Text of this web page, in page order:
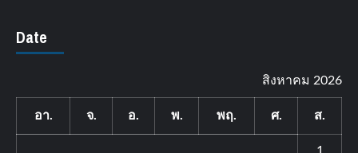
Date
สิงหาคม 2026
อา. จ. อ. พ. พฤ. ศ. ส.